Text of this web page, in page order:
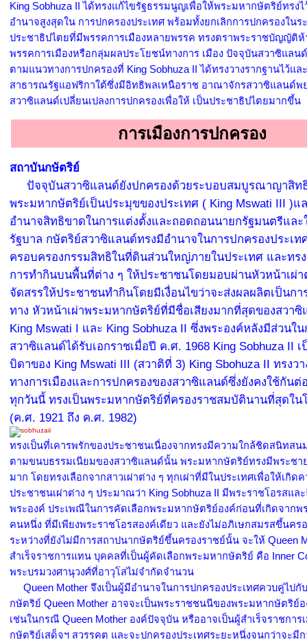
King Sobhuza II ได้ทรงแก้ไขรัฐธรรมนูญเพื่อให้พระมหากษัตริย์ทรง
อำนาจสูงสุดใน การปกครองประเทศ พร้อมทั้งยกเลิกการปกครองในร
ประชาธิปไตยที่มีพรรคการเมืองหลายพรรค ทรงตราพระราชบัญญัติ
พรรคการเมืองหรือกลุ่มผลประโยชน์ทางการ เมือง ปัจจุบันสวาซิแลน
ตามแนวทางการปกครองที่ King Sobhuza II ได้ทรงวางรากฐานไว้แล
สาธารณรัฐแอฟริกาใต้ซึ่งมีอิทธิพลเหนือราช อาณาจักรสวาซิแลนด์พ
สวาซิแลนด์เปลี่ยนเปลงการปกครองเพื่อให้ เป็นประชาธิปไตยมากขึ้น
การเมืองการปกครอง
สถาบันกษัตริย์
ปัจจุบันสวาซิแลนด์ยังปกครองด้วยระบอบสมบูรณาญาสิท
พระมหากษัตริย์เป็นประมุขของประเทศ ( King Mswati III )แ
อำนาจสิทธิขาดในการแต่งตั้งและถอดถอนนายกรัฐมนตรีแล
รัฐบาล กษัตริย์สวาซิแลนด์ทรงมีอำนาจในการปกครองประเท
ครอบครองกรรมสิทธิในที่ดินส่วนใหญ่ภายในประเทศ และทร
การทำกินบนพื้นที่ต่าง ๆ ให้ประชาชนโดยมอบผ่านหัวหน้าเผ่า
จัดสรรให้ประชาชนทำกินโดยมีเงื่อนไขว่าจะส่งผลผลิตเป็นก
ทาง หัวหน้าเผ่าพระมหากษัตริย์ที่มีชื่อเสียงมากที่สุดของสวา
King Mswati I และ King Sobhuza II ซึ่งพระองค์หลังมีส่วนใ
สวาซิแลนด์ได้รับเอกราชเมื่อปี ค.ศ. 1968 King Sobhuza II
บิดาของ King Mswati III (สวาติที่ 3) King Sbohuza II ทรงวา
ทางการเมืองและการปกครองของสวาซิแลนด์ซึ่งยังคงใช้กันต่
ทุกวันนี้ ทรงเป็นพระมหากษัตริย์ที่ครองราชสมบัตินานที่สุดใน
(ค.ศ. 1921 ถึง ค.ศ. 1982)
ทรงเป็นที่เคารพรักของประชาชนเนื่องจากทรงมีความใกล้ชิดสนิทส
ตามขนบธรรมเนียมของสวาซิแลนด์นั้น พระมหากษัตริย์ทรงมีพระชา
มาก โดยทรงเลือกจากสาวเผ่าต่าง ๆ ทุกเผ่าที่มีในประเทศเพื่อให้เกิด
ประชาชนเผ่าต่าง ๆ ประมาณว่า King Sobhuza II มีพระราชโอรสแล
พระองค์ ประเพณีในการคัดเลือกพระมหากษัตริย์องค์ก่อนที่เกิดจากพ
คนหนึ่ง ที่มีเพียงพระราชโอรสองค์เดียว และยังไม่อภิเษกสมรสขึ้นคร
ระหว่างที่ยังไม่มีการสถาปนากษัตริย์ขึ้นครองราชย์นั้น จะให้ Queen
สำเร็จราชการแทน บุคคลที่เป็นผู้คัดเลือกพระมหากษัตริย์ คือ Inner
พระบรมวงศานุวงศ์ที่อาวุโสไม่จำกัดจำนวน
Queen Mother จึงเป็นผู้มีอำนาจในการปกครองประเทศควบคู่ไปกั
กษัตริย์ Queen Mother อาจจะเป็นพระราชชนนีของพระมหากษัตริย์อ
เช่นในกรณี Queen Mother องค์ปัจจุบัน หรืออาจเป็นผู้สำเร็จราชการ
กษัตริย์เสด็จฯ สวรรคต และจะปกครองประเทศระยะหนึ่งจนกว่าจะมี